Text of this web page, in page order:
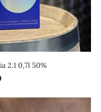
2.1 0,7l 50%